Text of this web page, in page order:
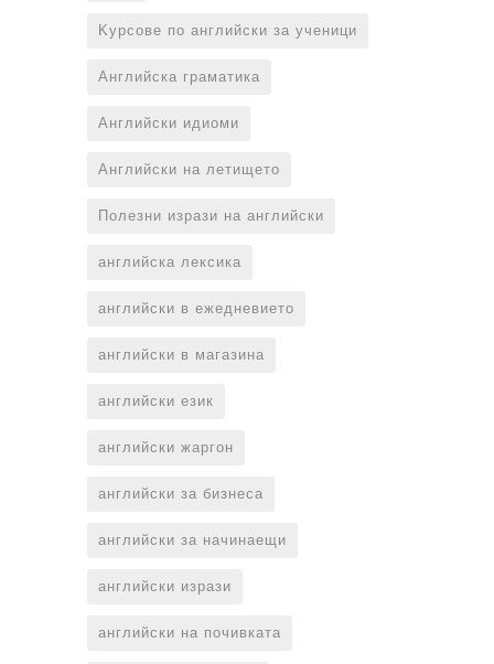
Kурсове по английски за ученици
Английска граматика
Английски идиоми
Английски на летището
Полезни изрази на английски
английска лексика
английски в ежедневието
английски в магазина
английски език
английски жаргон
английски за бизнеса
английски за начинаещи
английски изрази
английски на почивката